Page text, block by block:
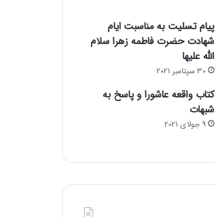
پیام تسلیت به مناسبت ایام
شهادت حضرت فاطمه زهرا سلام
الله علیها
30 سپتامبر 2021
کتاب واقعه عاشورا و پاسخ به
شبهات
9 جولای 2021